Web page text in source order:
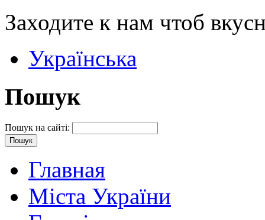
Заходите к нам чтоб
Українська
Пошук
Пошук на сайті:
Главная
Міста України